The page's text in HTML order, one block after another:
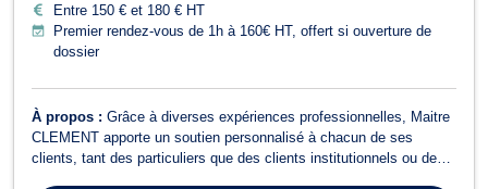
Entre 150 € et 180 € HT
Premier rendez-vous de 1h à 160€ HT, offert si ouverture de
dossier
À propos : Grâce à diverses expériences professionnelles, Maitre
CLEMENT apporte un soutien personnalisé à chacun de ses
clients, tant des particuliers que des clients institutionnels ou des